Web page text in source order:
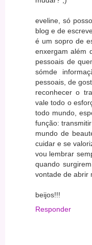
eveline, só
blog e de
é um sopro de
enxergam além
pessoais de
sómde
pessoais, de
reconhecer o
vale todo o
todo mundo,
função:
mundo de
cuidar e se
vou lembrar
quando
vontade de abrir
beijos!!!
Responder